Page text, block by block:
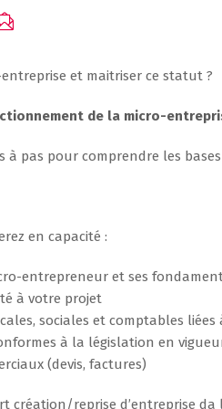
et maitriser ce statut ?
de la micro-
à pas pour comprendre les
en capacité :
entrepreneur et ses
à votre projet
sociales et comptables
à la législation en
(devis, factures)
création/reprise d’entreprise da